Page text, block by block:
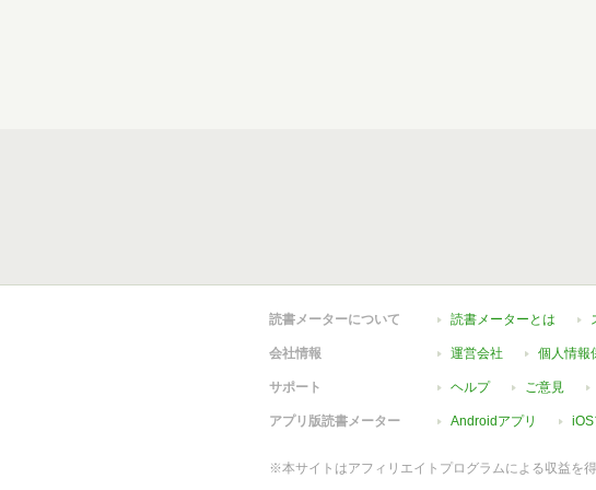
読書メーターについて 読書メーターとは
会社情報 運営会社 個人情報
サポート ヘルプ ご意見
アプリ版読書メーター Androidアプリ iOS
※本サイトはアフィリエイトプログラムによる収益を